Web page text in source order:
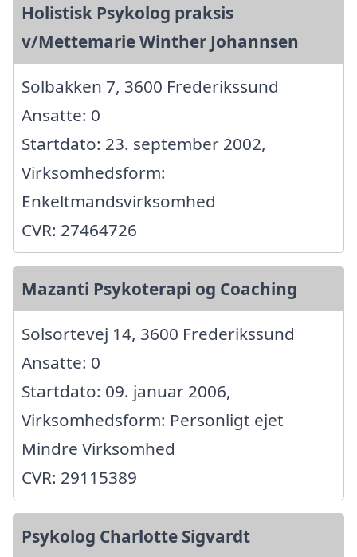
Holistisk Psykolog praksis
v/Mettemarie Winther Johannsen
Solbakken 7, 3600 Frederikssund
Ansatte: 0
Startdato: 23. september 2002,
Virksomhedsform:
Enkeltmandsvirksomhed
CVR: 27464726
Mazanti Psykoterapi og Coaching
Solsortevej 14, 3600 Frederikssund
Ansatte: 0
Startdato: 09. januar 2006,
Virksomhedsform: Personligt ejet
Mindre Virksomhed
CVR: 29115389
Psykolog Charlotte Sigvardt